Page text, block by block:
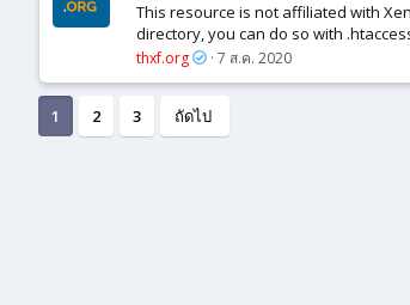
This resource is not affiliated with
directory, you can do so with
thxf.org 7 ส.ค. 2020
1 2 3 ถัดไป